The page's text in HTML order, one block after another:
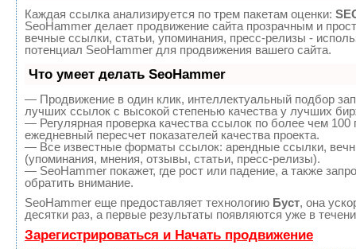
Каждая ссылка анализируется по трем пакетам оценки:
SeoHammer делает продвижение сайта прозрачным и
вечные ссылки, статьи, упоминания, пресс-релизы -
потенциал SeoHammer для продвижения вашего сайта.
Что умеет делать SeoHammer
— Продвижение в один клик, интеллектуальный подбор
лучших ссылок с высокой степенью качества у лучших
— Регулярная проверка качества ссылок по более чем 100
ежедневный пересчет показателей качества проекта.
— Все известные форматы ссылок: арендные ссылки,
(упоминания, мнения, отзывы, статьи, пресс-релизы).
— SeoHammer покажет, где рост или падение, а также
обратить внимание.
SeoHammer еще предоставляет технологию Буст, она
десятки раз, а первые результаты появляются уже в
Зарегистрироваться и Начать продвижение